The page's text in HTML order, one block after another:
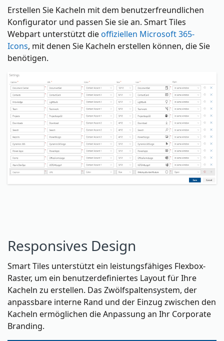
Erstellen Sie Kacheln mit dem benutzerfreundlichen
Konfigurator und passen Sie sie an. Smart Tiles
Webpart unterstützt dieoffiziellen Microsoft 365-
Icons, mit denen Sie Kacheln erstellen können, die Sie
benötigen.
Responsives Design
Smart Tiles unterstützt ein leistungsfähiges Flexbox-
Raster, um ein benutzerdefiniertes Layout für Ihre
Kacheln zu erstellen. Das Zwölfspaltensystem, der
anpassbare interne Rand und der Einzug zwischen den
Kacheln ermöglichen die Anpassung an Ihr Corporate
Branding.